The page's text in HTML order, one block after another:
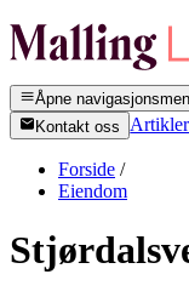
Åpne
Kontakt oss
Artikler
Forside /
Eiendom